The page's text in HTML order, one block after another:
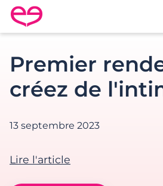
Rencontre en France avec
Premier
créez de
13 septembre 2023
Lire l'article